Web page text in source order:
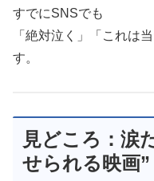
すでにSNSでも
「絶対泣く」「これは
す。
見どころ：涙
せられる映画”